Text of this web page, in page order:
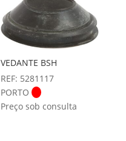
VEDANTE BSH
REF: 5281117
PORTO
Preço sob consulta